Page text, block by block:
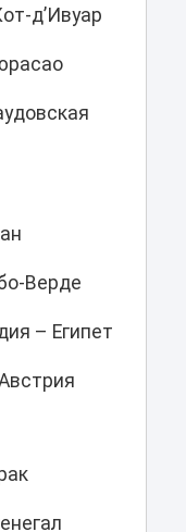
д’Ивуар
Верде
– Египет